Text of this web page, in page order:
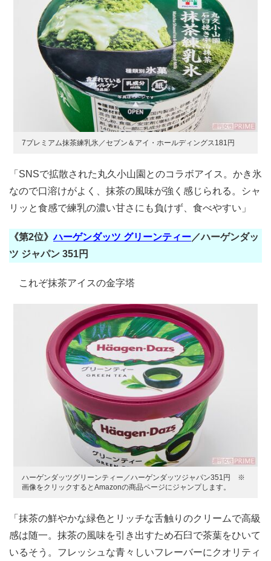
7プレミアム抹茶練乳氷／セブン＆アイ・ホールディングス181円
「SNSで拡散された丸久小山園とのコラボアイス。かき氷
なので口溶けがよく、抹茶の風味が強く感じられる。シャ
リッと食感で練乳の濃い甘さにも負けず、食べやすい」
《第2位》ハーゲンダッツ グリーンティー／ハーゲンダッ
ツ ジャパン 351円
これぞ抹茶アイスの金字塔
ハーゲンダッツグリーンティー／ハーゲンダッツジャパン351円 ※
画像をクリックするとAmazonの商品ページにジャンプします。
「抹茶の鮮やかな緑色とリッチな舌触りのクリームで高級
感は随一。抹茶の風味を引き出すため石臼で茶葉をひいて
いるそう。フレッシュな青々しいフレーバーにクオリティ